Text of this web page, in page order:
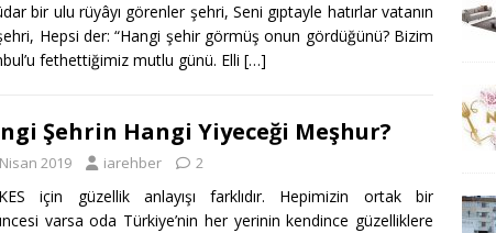
bir ulu rüyâyı görenler şehri, Seni gıptayle hatırlar vatanın
Hepsi der: “Hangi şehir görmüş onun gördüğünü? Bizim
fethettiğimiz mutlu günü. Elli […]
Şehrin Hangi Yiyeceği Meşhur?
2019 iarehber 2
için güzellik anlayışı farklıdır. Hepimizin ortak bir
varsa oda Türkiye’nin her yerinin kendince güzelliklere